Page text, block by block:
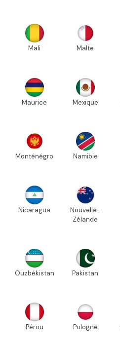
Mali Malte
Maurice Mexique
Monténégro Namibie
Nicaragua
Nouvelle-
Zélande
Ouzbékistan Pakistan
Pérou Pologne